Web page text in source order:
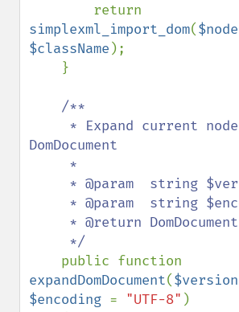
simplexml_import_dom($node
$className );
/**
DomDocument
expandDomDocument($version
$encoding = "UTF-8" )